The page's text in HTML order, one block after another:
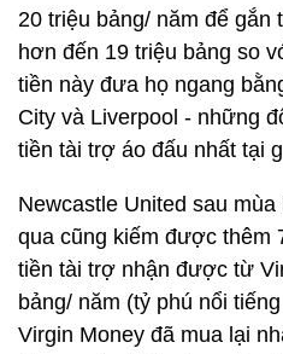
20 triệu bảng/ năm để gắn
hơn đến 19 triệu bảng so
tiền này đưa họ ngang
City và Liverpool - những
tiền tài trợ áo đấu nhất tại
Newcastle United sau
qua cũng kiếm được thêm
tiền tài trợ nhận được từ
bảng/ năm (tỷ phú nổi
Virgin Money đã mua lại